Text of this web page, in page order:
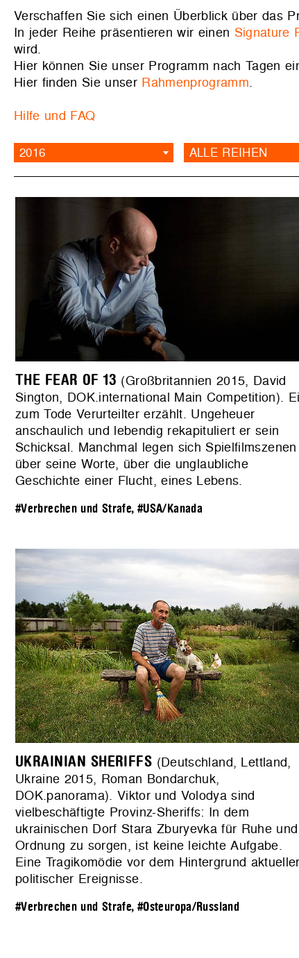
Verschaffen Sie sich einen Überblick über das
In jeder Reihe präsentieren wir einen Signature
wird.
Hier können Sie unser Programm nach Tagen
Hier finden Sie unser Rahmenprogramm.
Hilfe und FAQ
2016 ALLE REIHEN
THE FEAR OF 13 (Großbritannien 2015, David
Sington, DOK.international Main Competition).
zum Tode Verurteilter erzählt. Ungeheuer
anschaulich und lebendig rekapituliert er sein
Schicksal. Manchmal legen sich Spielfilmszenen
über seine Worte, über die unglaubliche
Geschichte einer Flucht, eines Lebens.
#Verbrechen und Strafe, #USA/Kanada
UKRAINIAN SHERIFFS (Deutschland, Lettland,
Ukraine 2015, Roman Bondarchuk,
DOK.panorama). Viktor und Volodya sind
vielbeschäftigte Provinz-Sheriffs: In dem
ukrainischen Dorf Stara Zburyevka für Ruhe und
Ordnung zu sorgen, ist keine leichte Aufgabe.
Eine Tragikomödie vor dem Hintergrund aktueller
politischer Ereignisse.
#Verbrechen und Strafe, #Osteuropa/Russland